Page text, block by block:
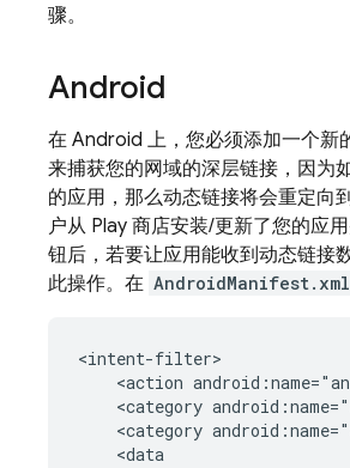
骤。
Android
在 Android 上，您必须添加一个新
来捕获您的网域的深层链接，因为
的应用，那么动态链接将会重定向
户从 Play 商店安装/更新了您的应
钮后，若要让应用能收到动态链接
此操作。在 AndroidManifest.xml
<action
<category
<category